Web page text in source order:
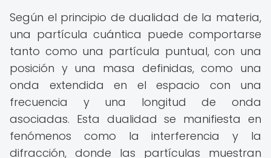
Según el principio de dualidad de la materia,
una partícula cuántica puede comportarse
tanto como una partícula puntual, con una
posición y una masa definidas, como una
onda extendida en el espacio con una
frecuencia y una longitud de onda
asociadas. Esta dualidad se manifiesta en
fenómenos como la interferencia y la
difracción, donde las partículas muestran